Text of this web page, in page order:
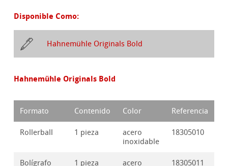
Disponible Como:
Hahnemühle Originals Bold
Hahnemühle Originals Bold
Formato Contenido Color Referencia
Rollerball 1 pieza
acero
inoxidable
18305010
Bolígrafo 1 pieza
acero
18305011